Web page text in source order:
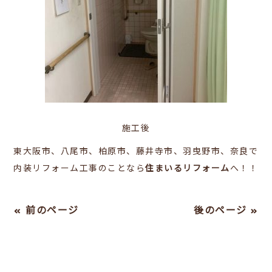
施工後
東大阪市、八尾市、柏原市、藤井寺市、羽曳野市、奈良で
内装リフォーム工事のことなら住まいるリフォームへ！！
« 前のページ 後のページ »